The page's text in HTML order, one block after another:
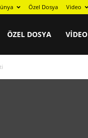
Özel Dosya Video
ÖZEL DOSYA VIDEO